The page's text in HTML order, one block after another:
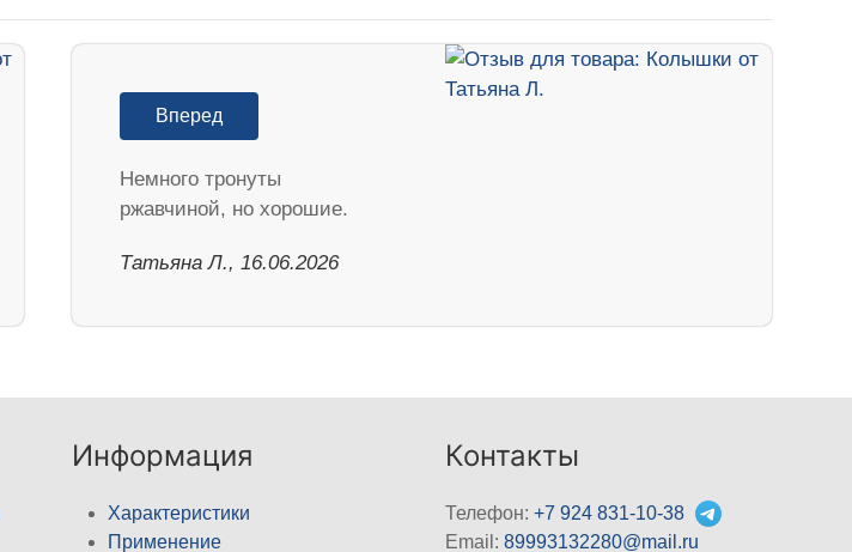
Вперед
Немного тронуты
ржавчиной, но хорошие.
Татьяна Л., 16.06.2026
Информация
Характеристики
Применение
Контакты
Телефон:+7 924 831-10-38
Email:89993132280@mail.ru